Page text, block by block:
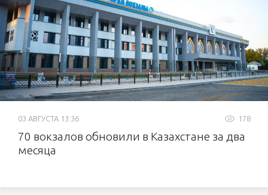
178
03 АВГУСТА 13:36
70 вокзалов обновили в Казахстане за два
месяца